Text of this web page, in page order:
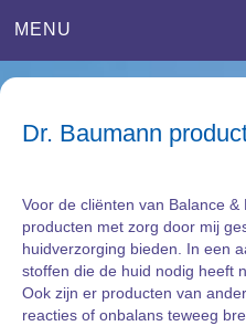
MENU
Dr. Baumann
Voor de cliënten van Balance &
producten met zorg door mij
huidverzorging bieden. In een
stoffen die de huid nodig heeft
Ook zijn er producten van
reacties of onbalans teweeg